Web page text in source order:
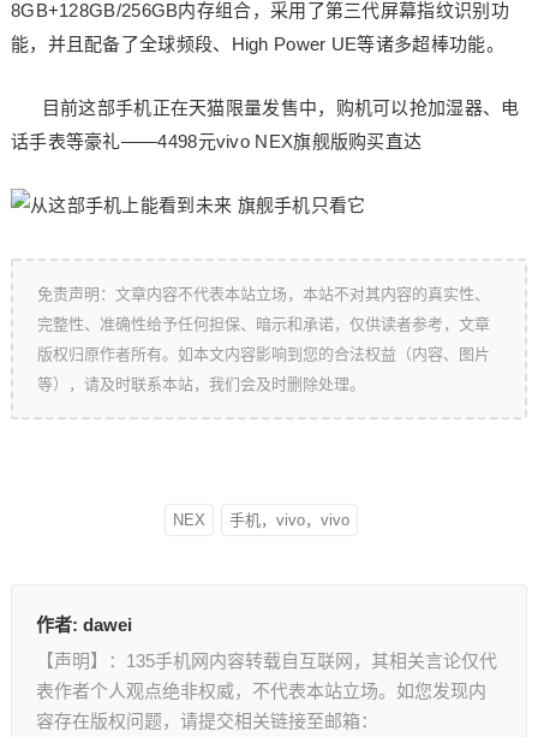
8GB+128GB/256GB内存组合，采用了第三代屏幕指纹识别功
能，并且配备了全球频段、High Power UE等诸多超棒功能。
目前这部手机正在天猫限量发售中，购机可以抢加湿器、电
话手表等豪礼——4498元vivo NEX旗舰版购买直达
免责声明：文章内容不代表本站立场，本站不对其内容的真实性、
完整性、准确性给予任何担保、暗示和承诺，仅供读者参考，文章
版权归原作者所有。如本文内容影响到您的合法权益（内容、图片
等），请及时联系本站，我们会及时删除处理。
NEX 手机，vivo，vivo
作者: dawei
【声明】：135手机网内容转载自互联网，其相关言论仅代
表作者个人观点绝非权威，不代表本站立场。如您发现内
容存在版权问题，请提交相关链接至邮箱：